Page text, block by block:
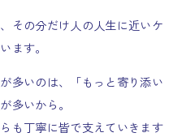
その分だけ人の人生に近いケ
ます。
多いのは、「もっと寄り添い
多いから。
も丁寧に皆で支えていきます